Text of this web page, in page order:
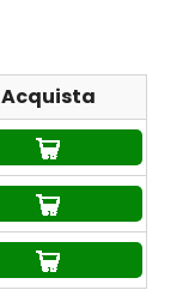
Acquista